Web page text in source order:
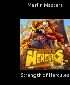
Marlin Masters
Strength of Hercules